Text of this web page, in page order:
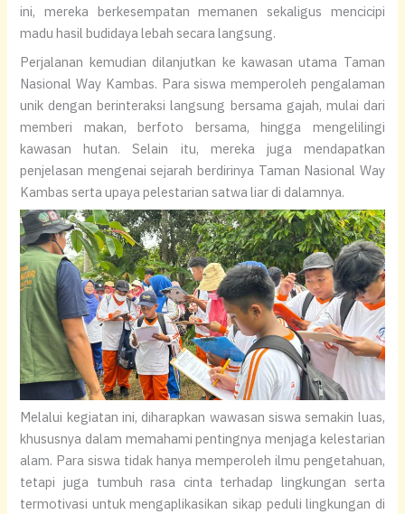
ini, mereka berkesempatan memanen sekaligus mencicipi
madu hasil budidaya lebah secara langsung.
Perjalanan kemudian dilanjutkan ke kawasan utama Taman
Nasional Way Kambas. Para siswa memperoleh pengalaman
unik dengan berinteraksi langsung bersama gajah, mulai dari
memberi makan, berfoto bersama, hingga mengelilingi
kawasan hutan. Selain itu, mereka juga mendapatkan
penjelasan mengenai sejarah berdirinya Taman Nasional Way
Kambas serta upaya pelestarian satwa liar di dalamnya.
Melalui kegiatan ini, diharapkan wawasan siswa semakin luas,
khususnya dalam memahami pentingnya menjaga kelestarian
alam. Para siswa tidak hanya memperoleh ilmu pengetahuan,
tetapi juga tumbuh rasa cinta terhadap lingkungan serta
termotivasi untuk mengaplikasikan sikap peduli lingkungan di